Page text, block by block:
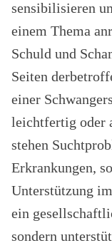
sensibilisieren
einem Thema
Schuld und
Seiten
einer
leichtfertig oder
stehen
Erkrankungen,
Unterstützung
ein
sondern